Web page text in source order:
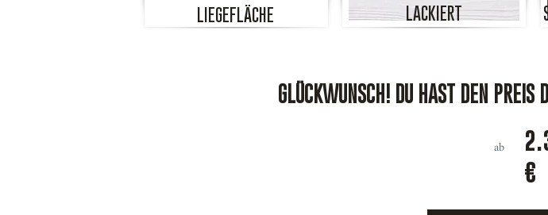
LIEGEFLÄCHE LACKIERT
GLÜCKWUNSCH! DU HAST DEN PREIS
ab
€